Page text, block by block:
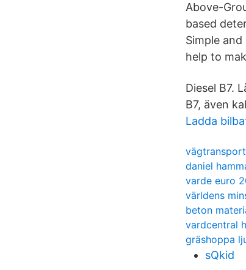
Above-
based
Simple
help to
Diesel B7.
B7, även
Ladda
daniel
varde euro
världens
beton
vardcentral
gräshoppa
sQkid